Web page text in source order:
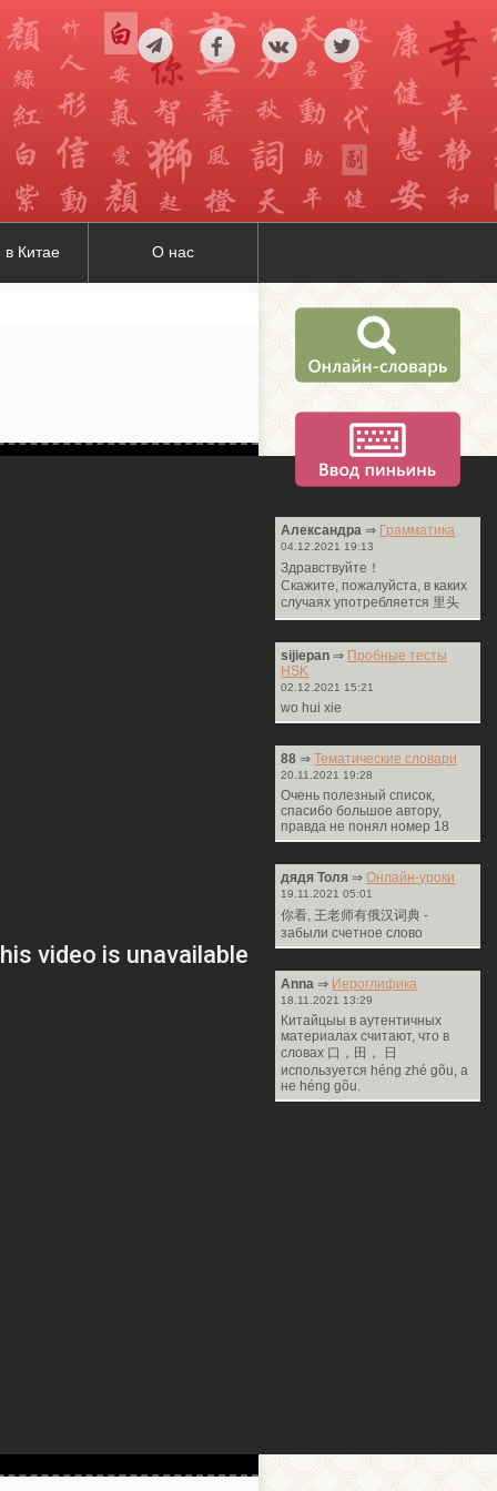
в Китае О нас
Александра ⇒ Грамматика
04.12.2021 19:13
Здравствуйте！
Cкажите, пожалуйста, в каких
случаях употребляется 里头
sijiepan ⇒ Пробные тесты
HSK
02.12.2021 15:21
wo hui xie
88 ⇒Тематические словари
20.11.2021 19:28
Очень полезный список,
спасибо большое автору,
правда не понял номер 18
дядя Толя ⇒Онлайн-уроки
19.11.2021 05:01
你看, 王老师有俄汉词典 -
забыли счетное слово
Anna ⇒ Иероглифика
18.11.2021 13:29
Китайцыы в аутентичных
материалах считают, что в
словах 口，田， 日
используется héng zhé gõu, а
не héng gõu.